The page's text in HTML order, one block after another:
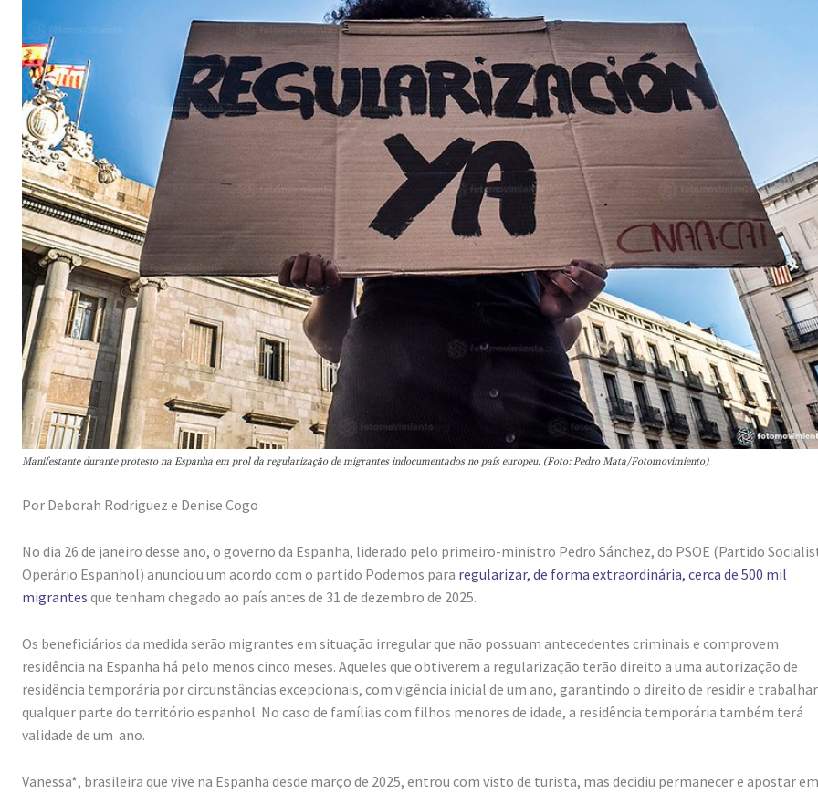
Manifestante durante protesto na Espanha em prol da regularização de migrantes indocumentados no país europeu. (Foto: Pedro Mata/Fotomovimiento)
Por Deborah Rodriguez e Denise Cogo
No dia 26 de janeiro desse ano, o governo da Espanha, liderado pelo primeiro-ministro Pedro Sánchez, do PSOE (Partido
Operário Espanhol) anunciou um acordo com o partido Podemos para regularizar, de forma extraordinária, cerca de 500 mil
migrantes que tenham chegado ao país antes de 31 de dezembro de 2025.
Os beneficiários da medida serão migrantes em situação irregular que não possuam antecedentes criminais e comprovem
residência na Espanha há pelo menos cinco meses. Aqueles que obtiverem a regularização terão direito a uma autorização de
residência temporária por circunstâncias excepcionais, com vigência inicial de um ano, garantindo o direito de residir e
qualquer parte do território espanhol. No caso de famílias com filhos menores de idade, a residência temporária também terá
validade de um ano.
Vanessa*, brasileira que vive na Espanha desde março de 2025, entrou com visto de turista, mas decidiu permanecer e apostar em